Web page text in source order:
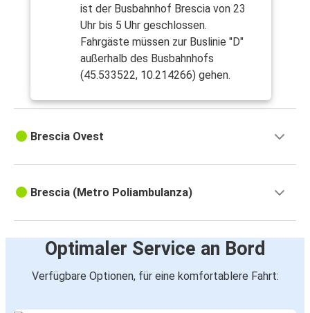
ist der Busbahnhof Brescia von 23
Uhr bis 5 Uhr geschlossen.
Fahrgäste müssen zur Buslinie "D"
außerhalb des Busbahnhofs
(45.533522, 10.214266) gehen.
Brescia Ovest
Brescia (Metro Poliambulanza)
Optimaler Service an Bord
Verfügbare Optionen, für eine komfortablere Fahrt: